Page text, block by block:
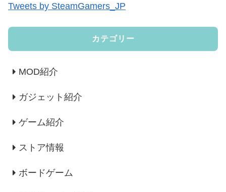
Tweets by SteamGamers_JP
カテゴリー
MOD紹介
ガジェット紹介
ゲーム紹介
ストア情報
ボードゲーム